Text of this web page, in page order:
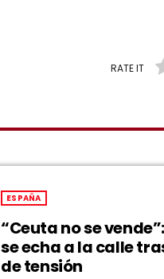
RATE IT
ESPAÑA
“Ceuta no se
se echa a la calle
de tensión